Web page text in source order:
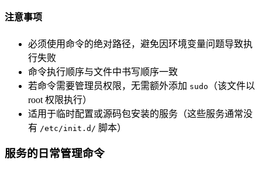
注意事项
必须使用命令的绝对路径，避免因环境变量问题导致执
行失败
命令执行顺序与文件中书写顺序一致
若命令需要管理员权限，无需额外添加 sudo
（该文件以
root 权限执行）
适用于临时配置或源码包安装的服务（这些服务通常没
有 /etc/init.d/ 脚本）
服务的日常管理命令